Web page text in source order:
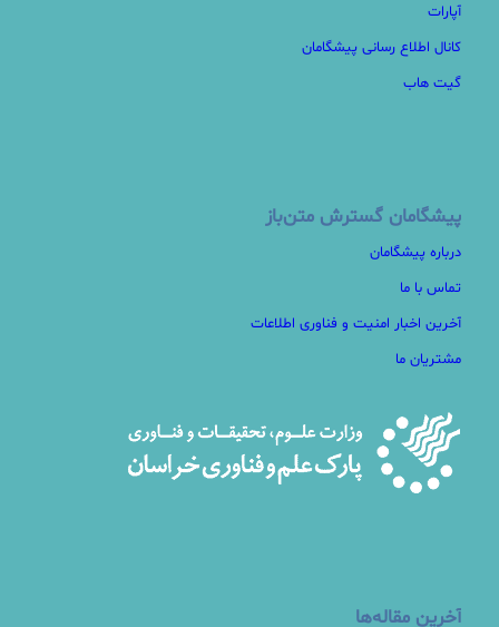
آپارات
کانال اطلاع رسانی پیشگامان
گیت هاب
پیشگامان گسترش متن‌باز
درباره پیشگامان
تماس با ما
آخرین اخبار امنیت و فناوری اطلاعات
مشتریان ما
آخرین مقاله‌ها